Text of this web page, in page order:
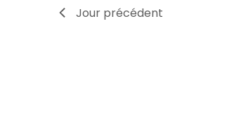
Jour précédent